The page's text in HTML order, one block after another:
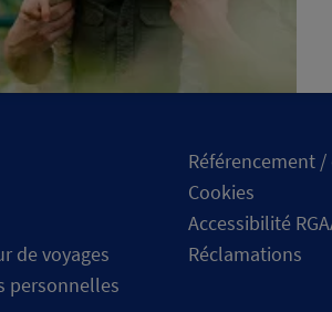
de voyages
personnelles
Référencement
Cookies
Accessibilité
Réclamations